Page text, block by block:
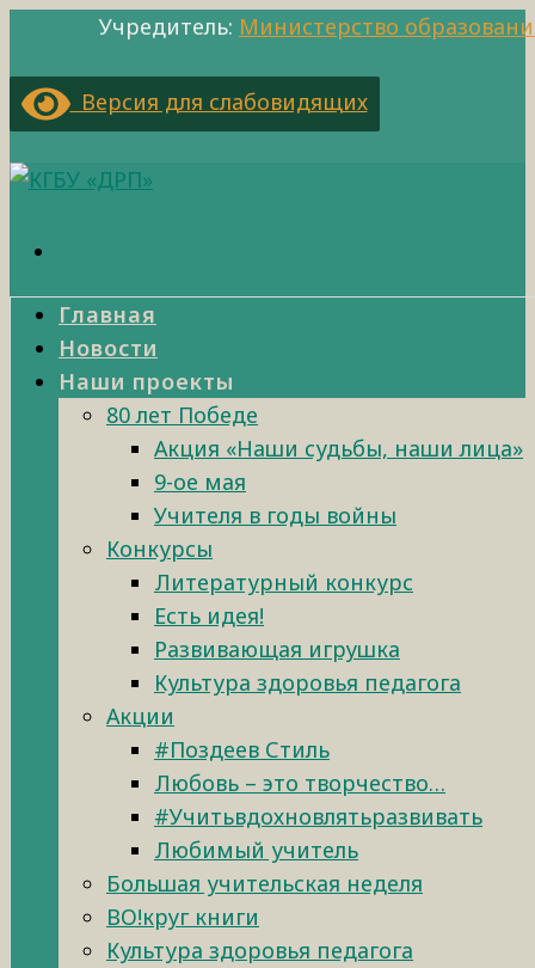
Учредитель: Министерство
Версия для слабовидящих
Главная
Новости
Наши проекты
80 лет Победе
Акция «Наши судьбы, наши лица»
9-ое мая
Учителя в годы войны
Конкурсы
Литературный конкурс
Есть идея!
Развивающая игрушка
Культура здоровья педагога
Акции
#Поздеев Стиль
Любовь – это творчество…
#Учитьвдохновлятьразвивать
Любимый учитель
Большая учительская неделя
ВО!круг книги
Культура здоровья педагога